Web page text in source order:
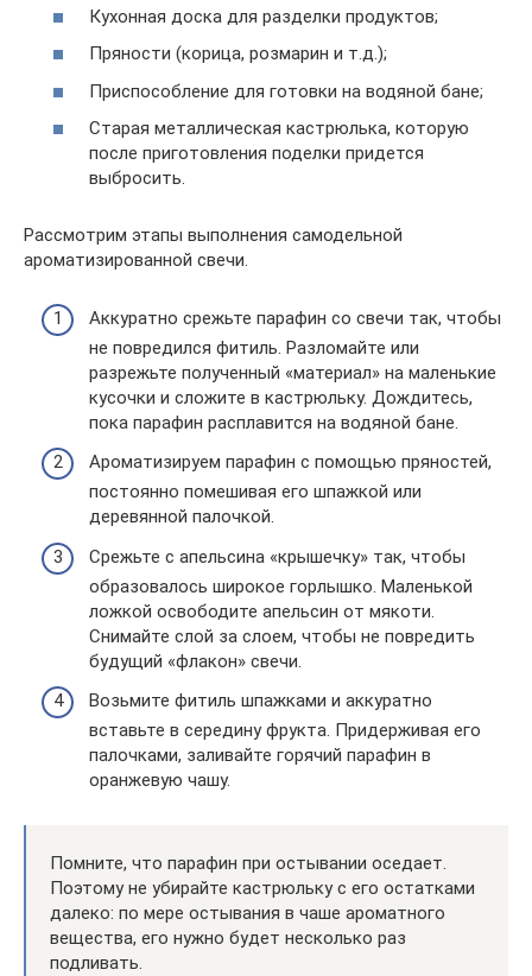
Кухонная доска для разделки продуктов;
Пряности (корица, розмарин и т.д.);
Приспособление для готовки на водяной бане;
Старая металлическая кастрюлька, которую
после приготовления поделки придется
выбросить.
Рассмотрим этапы выполнения самодельной
ароматизированной свечи.
Аккуратно срежьте парафин со свечи так, чтобы
не повредился фитиль. Разломайте или
разрежьте полученный «материал» на маленькие
кусочки и сложите в кастрюльку. Дождитесь,
пока парафин расплавится на водяной бане.
Ароматизируем парафин с помощью пряностей,
постоянно помешивая его шпажкой или
деревянной палочкой.
Срежьте с апельсина «крышечку» так, чтобы
образовалось широкое горлышко. Маленькой
ложкой освободите апельсин от мякоти.
Снимайте слой за слоем, чтобы не повредить
будущий «флакон» свечи.
Возьмите фитиль шпажками и аккуратно
вставьте в середину фрукта. Придерживая его
палочками, заливайте горячий парафин в
оранжевую чашу.
Помните, что парафин при остывании оседает.
Поэтому не убирайте кастрюльку с его остатками
далеко: по мере остывания в чаше ароматного
вещества, его нужно будет несколько раз
подливать.